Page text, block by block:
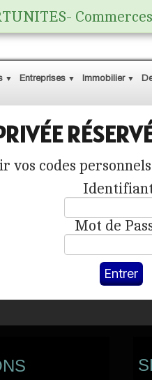
▼ Entreprises ▼ Immobilier ▼
vos codes
Mot de